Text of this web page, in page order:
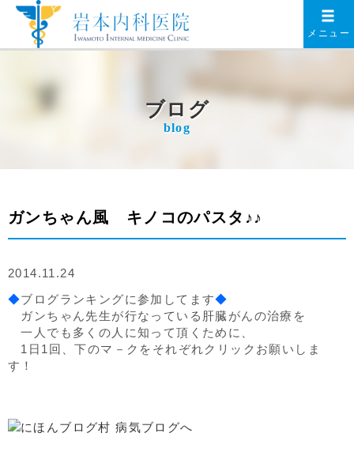
メニュー
ブログ
blog
ガンちゃん風 キノコのパスタ♪♪
2014.11.24
◆ブログランキングに参加してます◆
ガンちゃん先生が行なっている肝臓がんの治療を
一人でも多くの人に知って頂くために、
1日1回、下のマ－クをそれぞれクリックお願いしま
す！